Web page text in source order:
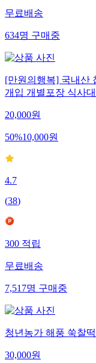
무료배송
634명구매중
[만원의행복] 국내산
개입 개별포장 식사
20,000원
50%10,000원
4.7
(38)
300적립
무료배송
7,517명구매중
청년농가 해풍 쑥찰
30,000원